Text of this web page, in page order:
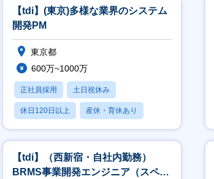
【tdi】(東京)多様な業界のシステム
開発PM
東京都
600万~1000万
正社員採用 土日祝休み
休日120日以上 産休・育休あり
月残業20時間以内
【tdi】（西新宿・自社内勤務）
BRMS事業開発エンジニア（スペシ